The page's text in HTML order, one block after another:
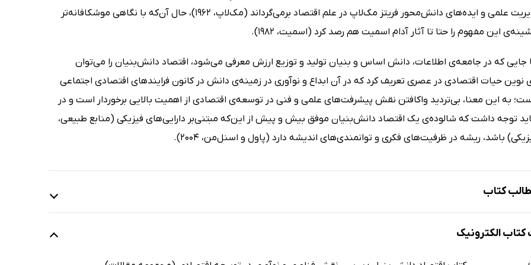
تیلور در مدیریت علمی و ایده‌های دانش‌محور فریتز مک‌لاپ در علم اقتصاد برمی‌گرداند (مک‌لاپ، 1962)، حال آن‌که با نگاهی موشکافانه‌تر
این مفهوم را حتا تا آثار آدام اسمیت هم رصد کرد (اسمیت، 1982).
جایی که در جامعه‌ی اطلاعات، دانش اساس و بنیان تولید و توزیع ارزش معرفی می‌شود، اقتصاد دانش‌بنیان را می‌توان
حیات اقتصادی در عصری تعریف کرد که در آن ابداع و نوآوری در زمینه‌ی دانش در کانون فرایندهای اقتصادی اجتماعی
است؛ به این معنا، بی‌تردید واکافتن نقش پیشرفت‌های علمی و فنی در توسعه‌ی اقتصادی از اهمیت بالایی برخوردار است و در
توجه داشت که شالوده‌ی یک اقتصاد دانش‌بنیان موفق بیش و پیش از این‌که مبتنی‌بر دارایی‌های فیزیکی (منابع طبیعی،
باشد، ریشه در ظرفیت‌های فکری و توانمندی‌های اندیشه دارد (پاول و اسنل‌من، 2004).
کتاب
و نظریه‌های اقتصاد دانش‌بنیان
الکترونیک